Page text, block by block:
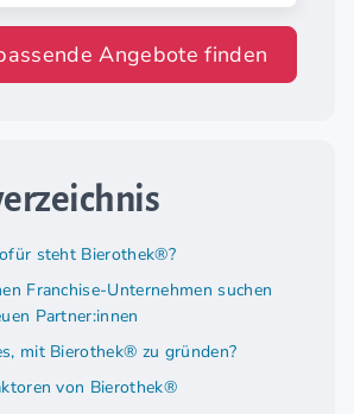
Angebote finden
steht Bierothek®?
Franchise-Unternehmen suchen
Partner:innen
mit Bierothek® zu gründen?
von Bierothek®